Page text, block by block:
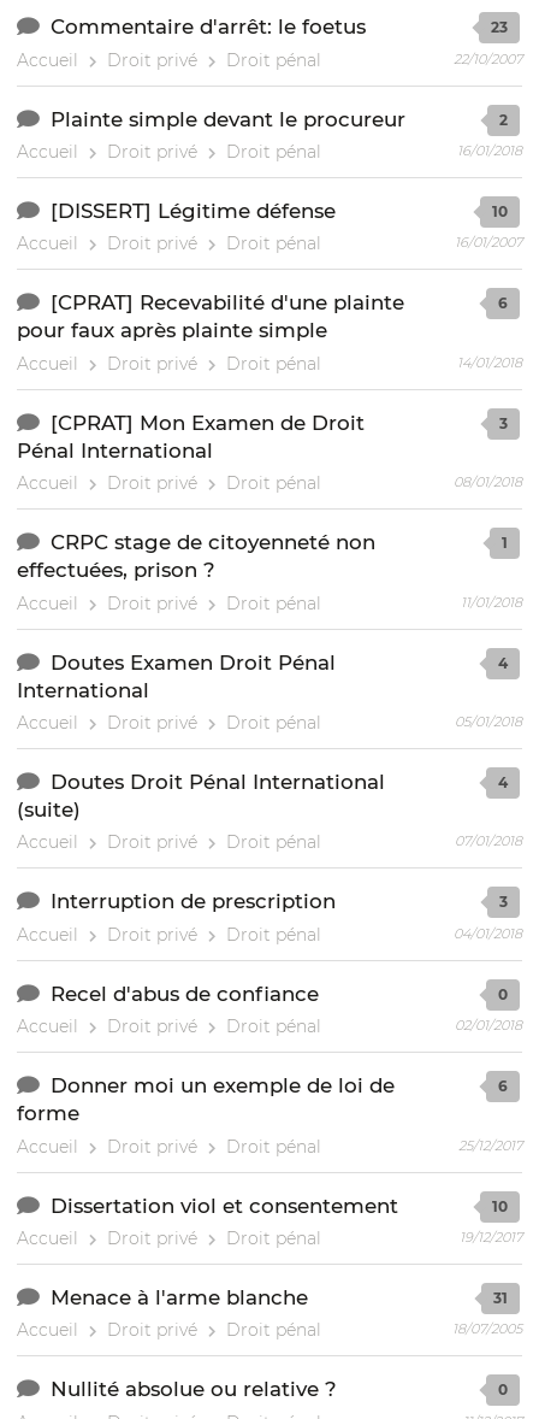
Commentaire d'arrêt: le foetus
Accueil Droit privé Droit pénal
23
22/10/2007
Plainte simple devant le procureur
Accueil Droit privé Droit pénal
2
16/01/2018
[DISSERT] Légitime défense
Accueil Droit privé Droit pénal
10
16/01/2007
[CPRAT] Recevabilité d'une plainte
pour faux après plainte simple
Accueil Droit privé Droit pénal
6
14/01/2018
[CPRAT] Mon Examen de Droit
Pénal International
Accueil Droit privé Droit pénal
3
08/01/2018
CRPC stage de citoyenneté non
effectuées, prison ?
Accueil Droit privé Droit pénal
1
11/01/2018
Doutes Examen Droit Pénal
International
Accueil Droit privé Droit pénal
4
05/01/2018
Doutes Droit Pénal International
(suite)
Accueil Droit privé Droit pénal
4
07/01/2018
Interruption de prescription
Accueil Droit privé Droit pénal
3
04/01/2018
Recel d'abus de confiance
Accueil Droit privé Droit pénal
0
02/01/2018
Donner moi un exemple de loi de
forme
Accueil Droit privé Droit pénal
6
25/12/2017
Dissertation viol et consentement
Accueil Droit privé Droit pénal
10
19/12/2017
Menace à l'arme blanche
Accueil Droit privé Droit pénal
31
18/07/2005
Nullité absolue ou relative ? 0